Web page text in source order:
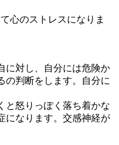
心のストレスになりま
に対し、自分には危険か
の判断をします。自分に
と怒りっぽく落ち着かな
になります。交感神経が